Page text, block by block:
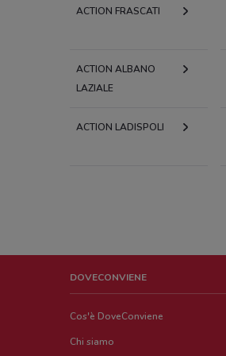
ACTION FRASCATI
ACTION ALBANO
LAZIALE
ACTION LADISPOLI
DOVECONVIENE
Cos'è DoveConviene
Chi siamo